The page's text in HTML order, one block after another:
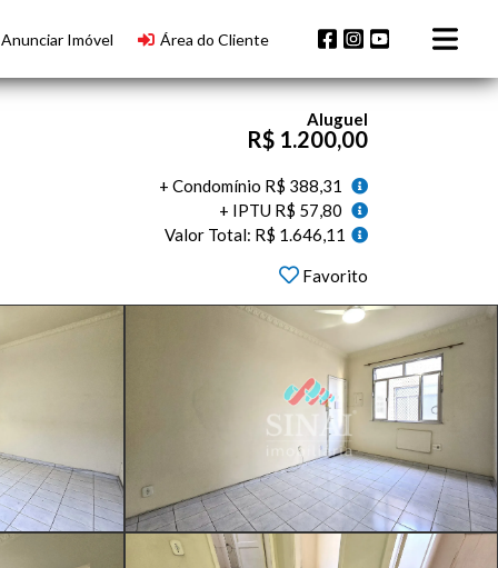
Anunciar Imóvel Área do Cliente
Aluguel
R$ 1.200,00
+ Condomínio R$ 388,31
+ IPTU R$ 57,80
Valor Total: R$ 1.646,11
Favorito